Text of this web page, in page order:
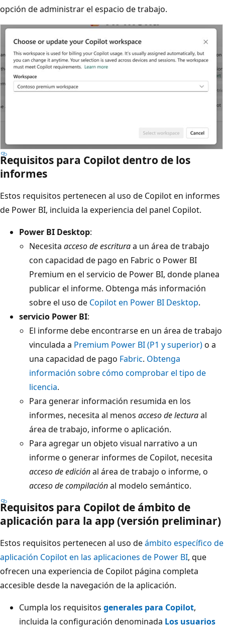
opción de administrar el espacio de trabajo.
Requisitos para Copilot dentro de los
informes
Estos requisitos pertenecen al uso de Copilot en informes
de Power BI, incluida la experiencia del panel Copilot.
Power BI Desktop:
Necesita acceso de escrituraa un área de trabajo
con capacidad de pago en Fabric o Power BI
Premium en el servicio de Power BI, donde planea
publicar el informe. Obtenga más información
sobre el uso de Copilot en Power BI Desktop.
servicio Power BI:
El informe debe encontrarse en un área de trabajo
vinculada a Premium Power BI (P1 y superior)o a
una capacidad de pago Fabric. Obtenga
información sobre cómo comprobar el tipo de
licencia.
Para generar información resumida en los
informes, necesita al menos acceso de lecturaal
área de trabajo, informe o aplicación.
Para agregar un objeto visual narrativo a un
informe o generar informes de Copilot, necesita
acceso de ediciónal área de trabajo o informe, o
acceso de compilaciónal modelo semántico.
Requisitos para Copilot de ámbito de
aplicación para la app (versión preliminar)
Estos requisitos pertenecen al uso deámbito específico de
aplicación Copilot en las aplicaciones de Power BI, que
ofrecen una experiencia de Copilot página completa
accesible desde la navegación de la aplicación.
Cumpla los requisitos generales para Copilot,
incluida la configuración denominada Los usuarios